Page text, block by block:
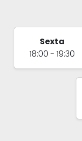
Sexta
18:00 - 19:30